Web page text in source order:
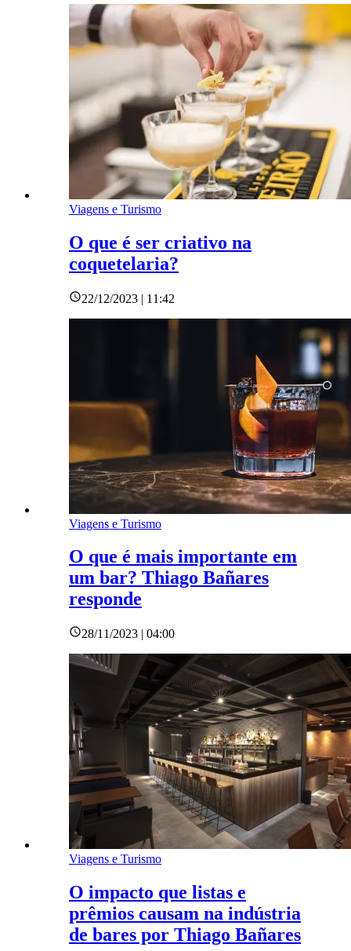
Viagens e Turismo
O que é ser criativo na
coquetelaria?
22/12/2023 | 11:42
Viagens e Turismo
O que é mais importante em
um bar? Thiago Bañares
responde
28/11/2023 | 04:00
Viagens e Turismo
O impacto que listas e
prêmios causam na indústria
de bares por Thiago Bañares